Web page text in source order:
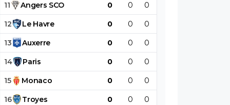
11 Angers SCO 0 0 0
12 Le Havre 0 0 0
13 Auxerre 0 0 0
14 Paris 0 0 0
15 Monaco 0 0 0
16 Troyes 0 0 0